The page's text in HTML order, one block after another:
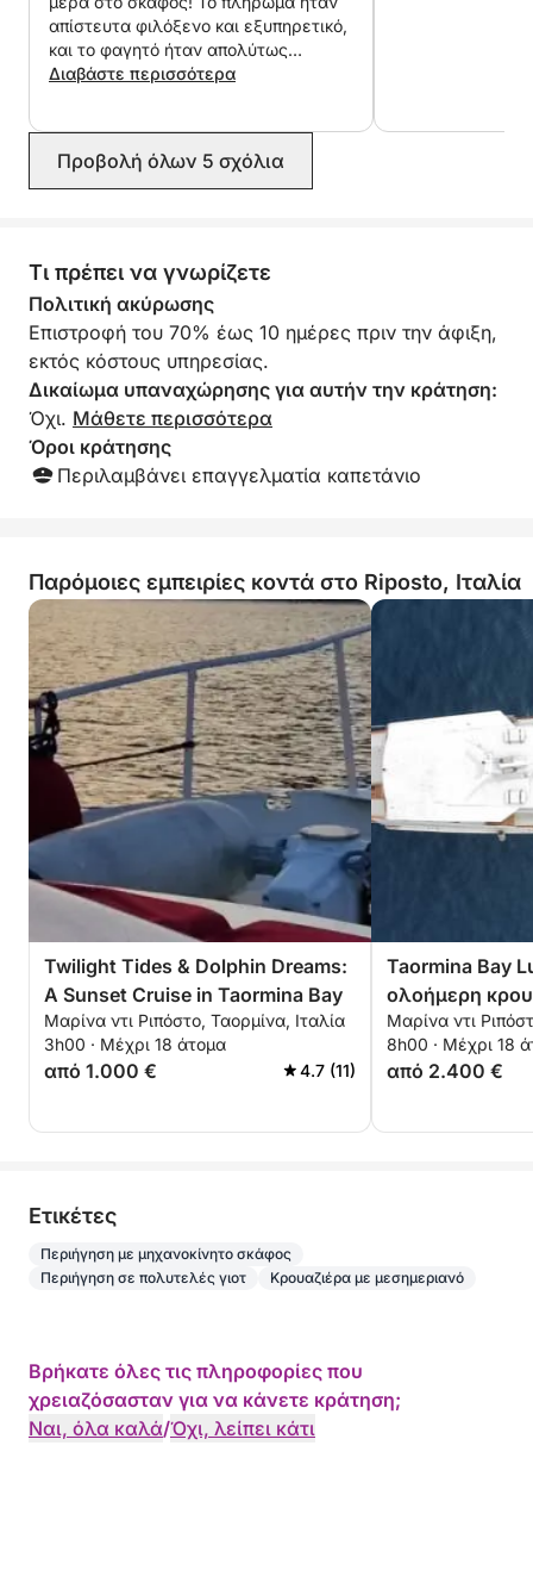
κάθε λεπτομέρεια είναι προσαρμοσμένη στα πιο
τρελά σας όνειρα.
απίστευτα φιλόξενο και εξυπηρετικό,
και το φαγητό ήταν απολύτως
νόστιμο. Η στάση για κολύμπι ήταν
Διαβάστε περισσότερα
Προβολή όλων 5 σχόλια
Τι πρέπει να γνωρίζετε
Πολιτική ακύρωσης
Επιστροφή του 70% έως 10 ημέρες πριν την άφιξη,
εκτός κόστους υπηρεσίας.
Δικαίωμα υπαναχώρησης για αυτήν την κράτηση:
Όχι. Μάθετε περισσότερα
Όροι κράτησης
Περιλαμβάνει επαγγελματία καπετάνιο
Παρόμοιες εμπειρίες κοντά στο Riposto, Ιταλία
Twilight Tides & Dolphin Dreams:
A Sunset Cruise in Taormina Bay
Μαρίνα ντι Ριπόστο, Ταορμίνα, Ιταλία
3h00 · Μέχρι 18 άτομα
από 1.000 € 4.7 (11)
Taormina Bay
ολοήμερη
γεύσεις
σικελίας
Μαρίνα ντι
8h00 · Μέχρι 18
από 2.400 €
Eτικέτες
Περιήγηση με μηχανοκίνητο σκάφος
Περιήγηση σε πολυτελές γιοτ
Κρουαζιέρα με μεσημεριανό
Βρήκατε όλες τις πληροφορίες που
χρειαζόσασταν για να κάνετε κράτηση;
Ναι, όλα καλά/Όχι, λείπει κάτι